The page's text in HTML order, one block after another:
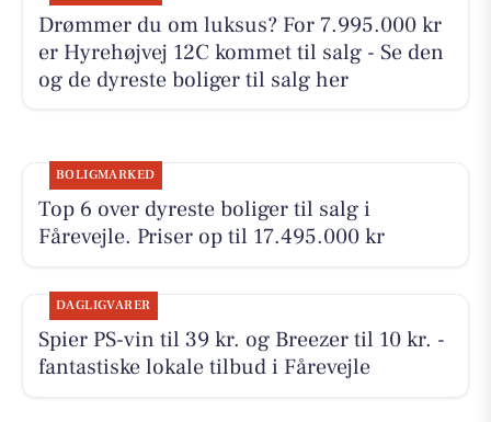
Drømmer du om luksus? For 7.995.000 kr
er Hyrehøjvej 12C kommet til salg - Se den
og de dyreste boliger til salg her
BOLIGMARKED
Top 6 over dyreste boliger til salg i
Fårevejle. Priser op til 17.495.000 kr
DAGLIGVARER
Spier PS-vin til 39 kr. og Breezer til 10 kr. -
fantastiske lokale tilbud i Fårevejle